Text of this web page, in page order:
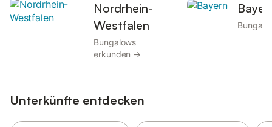
Nordrhein-
Westfalen
Bungalows
erkunden →
Unterkünfte entdecken